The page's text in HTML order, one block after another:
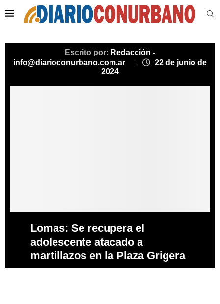
Escrito por: Redacción -
info@diarioconurbano.com.ar
22 de junio de
2024
Lomas: Se recupera el
adolescente atacado a
martillazos en la Plaza Grigera